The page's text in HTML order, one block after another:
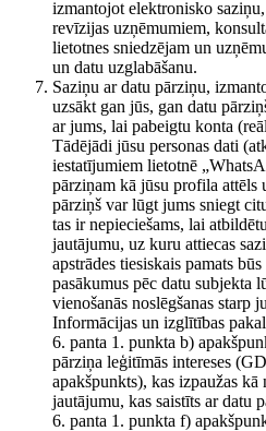
izmantojot elektronisko
revīzijas uzņēmumiem,
lietotnes sniedzējam un
un datu uzglabāšanu.
Saziņu ar datu pārziņu,
uzsākt gan jūs, gan datu
ar jums, lai pabeigtu konta
Tādējādi jūsu personas dati
iestatījumiem lietotnē
pārziņam kā jūsu profila attēls
pārziņš var lūgt jums sniegt
tas ir nepieciešams, lai
jautājumu, uz kuru attiecas
apstrādes tiesiskais pamats
pasākumus pēc datu subjekta
vienošanās noslēgšanas starp
Informācijas un izglītības
6. panta 1. punkta b)
pārziņa leģitīmās intereses
apakšpunkts), kas izpaužas
jautājumu, kas saistīts ar datu
6. panta 1. punkta f)